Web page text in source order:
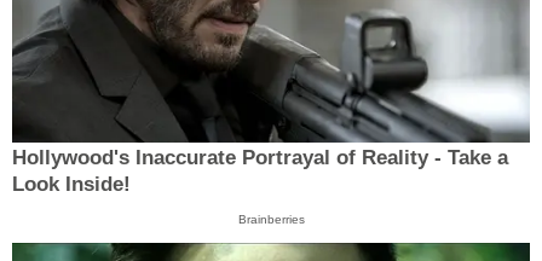
Hollywood's Inaccurate Portrayal of Reality - Take a
Look Inside!
Brainberries